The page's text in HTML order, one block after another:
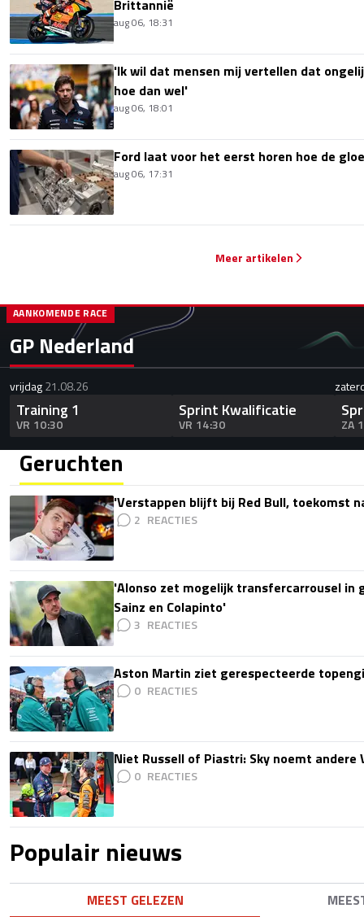
Brittannië
aug 06, 18:31
'Ik wil dat mensen mij vertellen dat
hoe dan wel'
aug 06, 18:01
Ford laat voor het eerst horen hoe de
aug 06, 17:31
Meer artikelen
GP Nederland
AANKOMENDE RACE
vrijdag21.08.26
Training 1
VR 10:30
Sprint Kwalificatie
VR 14:30 ZA
Geruchten
'Verstappen blijft bij Red Bull, toekomst
2
'Alonso zet mogelijk transfercarrousel in
Sainz en Colapinto'
3
Aston Martin ziet gerespecteerde
0
Niet Russell of Piastri: Sky noemt
0
Populair nieuws
MEEST GELEZEN